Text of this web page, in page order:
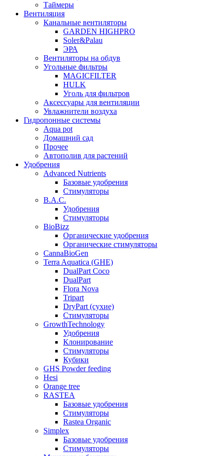
Таймеры
Вентиляция
Канальные вентиляторы
GARDEN HIGHPRO
Soler&Palau
ЭРА
Вентиляторы на обдув
Угольные фильтры
MAGICFILTER
HULK
Уголь для фильтров
Аксессуары для вентиляции
Увлажнители воздуха
Гидропонные системы
Aqua pot
Домашний сад
Прочее
Автополив для растений
Удобрения
Advanced Nutrients
Базовые удобрения
Стимуляторы
B.A.C.
Удобрения
Стимуляторы
BioBizz
Органические удобрения
Органические стимуляторы
CannaBioGen
Terra Aquatica (GHE)
DualPart Coco
DualPart
Flora Nova
Tripart
DryPart (сухие)
Стимуляторы
GrowthTechnology
Удобрения
Клонирование
Стимуляторы
Кубики
GHS Powder feeding
Hesi
Orange tree
RASTEA
Базовые удобрения
Стимуляторы
Rastea Organic
Simplex
Базовые удобрения
Стимуляторы